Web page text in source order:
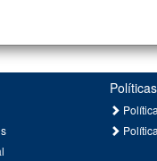
Políticas